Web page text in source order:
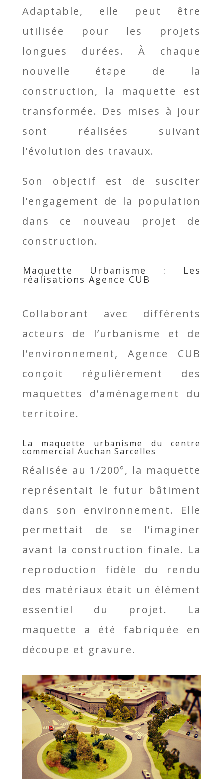
Adaptable, elle peut être
utilisée pour les projets
longues durées. À chaque
nouvelle étape de la
construction, la maquette est
transformée. Des mises à jour
sont réalisées suivant
l’évolution des travaux.
Son objectif est de susciter
l’engagement de la population
dans ce nouveau projet de
construction.
Maquette Urbanisme : Les
réalisations Agence CUB
Collaborant avec différents
acteurs de l’urbanisme et de
l’environnement, Agence CUB
conçoit régulièrement des
maquettes d’aménagement du
territoire.
La maquette urbanisme du centre
commercial Auchan Sarcelles
Réalisée au 1/200°, la maquette
représentait le futur bâtiment
dans son environnement. Elle
permettait de se l’imaginer
avant la construction finale. La
reproduction fidèle du rendu
des matériaux était un élément
essentiel du projet. La
maquette a été fabriquée en
découpe et gravure.